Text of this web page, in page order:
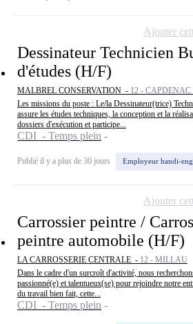
Dessinateur Technicien
d'études (H/F)
MALBREL CONSERVATION - 12 - CAPDENAC
Les missions du poste : Le/la Dessinateur(trice)
assure les études techniques, la conception et la
dossiers d'exécution et participe...
CDI - Temps plein
Publié il y a plus de 30 jours Employeur handi-
Ajouter
Carrossier peintre /
peintre automobile (H/F)
LA CARROSSERIE CENTRALE - 12 - MILLAU
Dans le cadre d'un surcroît d'activité, nous
passionné(e) et talentueux(se) pour rejoindre notre
du travail bien fait, cette...
CDI - Temps plein
Ajouter